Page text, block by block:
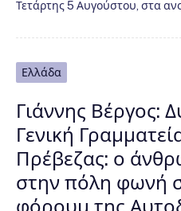
Τετάρτης 5 Αυγούστου, στα
Ελλάδα
Γιάννης Βέργος:
Γενική
Πρέβεζας: ο
στην πόλη φωνή
φόρουμ της